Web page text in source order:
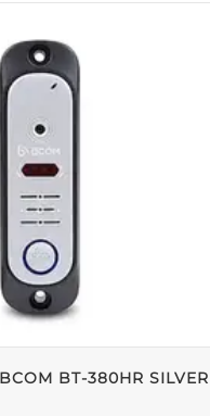
BT-380HR SILVER